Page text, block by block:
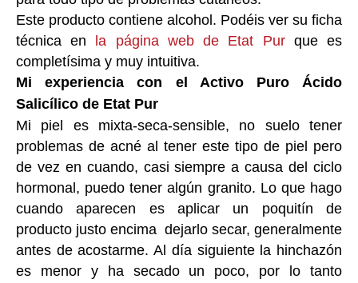
Este producto contiene alcohol. Podéis ver su ficha
técnica en
la página web de Etat Purque es
completísima y muy intuitiva.
Mi experiencia con el Activo Puro Ácido
Salicílico de Etat Pur
Mi piel es mixta-seca-sensible, no suelo tener
problemas de acné al tener este tipo de piel pero
de vez en cuando, casi siempre a causa del ciclo
hormonal, puedo tener algún granito. Lo que hago
cuando aparecen es aplicar un poquitín de
producto justo encima dejarlo secar, generalmente
antes de acostarme. Al día siguiente la hinchazón
es menor y ha secado un poco, por lo tanto